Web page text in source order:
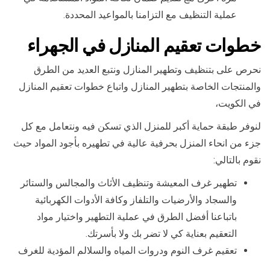
عملية التنظيف مع التزامنا بالمواعيد المحددة.
خطوات تعقيم المنازل في الجهراء
نحرص على بتنظيف وتطهير المنازل ونتبع العديد من الطرق
والمنتجات الخاصة بتطهير المنازل واتباع خطوات تعقيم المنازل
في الكويت،
لنوفر طبقة حماية أكبر للمنزل الذي تسكن فيه ونتعامل مع كل
جزء من انحاء المنزل بحرفية عالية في تطهيره بأجود المواد حيث
نقوم بالتالي:
تطهير غرف المعيشة وتنظيف الأثاث والمجالس والستائر
والسجاد والأرضيات والتلفاز وكافة الأدوات الكهربائية
باتباعنا أفضل الطرق في عملية التطهير واختيار مواد
التعقيم بعناية كي لا تضر بك ولا بأسرتك.
تعقيم غرف النوم ودروات المياه والسلالم المؤدية للغرف